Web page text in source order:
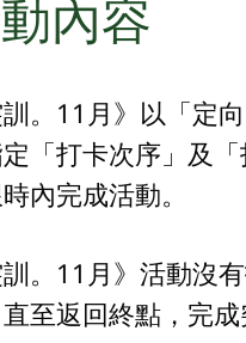
內容
訓。11月》以「定
「打卡次序」及
內完成活動。
訓。11月》活動沒
至返回終點，完成